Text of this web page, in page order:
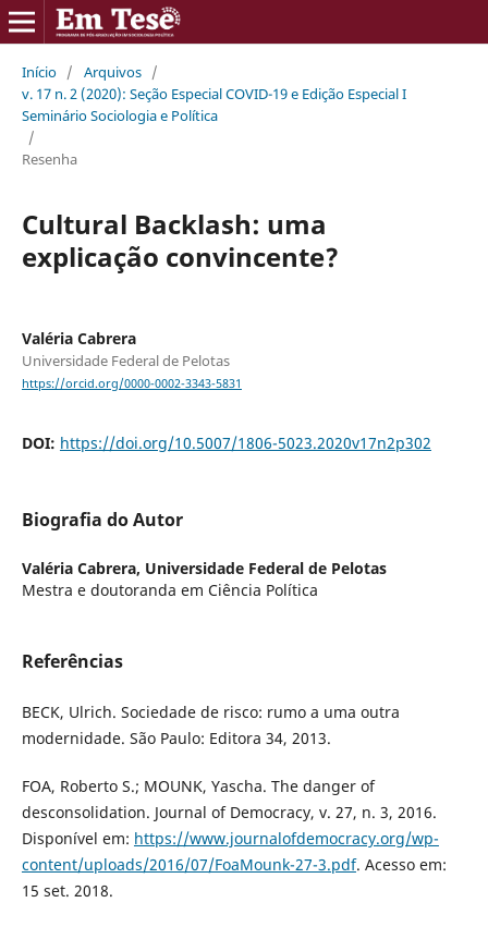
Início / Arquivos /
v. 17 n. 2 (2020): Seção Especial COVID-19 e Edição Especial I
Seminário Sociologia e Política
/
Resenha
Cultural Backlash: uma
explicação convincente?
Valéria Cabrera
Universidade Federal de Pelotas
https://orcid.org/0000-0002-3343-5831
DOI: https://doi.org/10.5007/1806-5023.2020v17n2p302
Biografia do Autor
Valéria Cabrera, Universidade Federal de Pelotas
Mestra e doutoranda em Ciência Política
Referências
BECK, Ulrich. Sociedade de risco: rumo a uma outra
modernidade. São Paulo: Editora 34, 2013.
FOA, Roberto S.; MOUNK, Yascha. The danger of
desconsolidation. Journal of Democracy, v. 27, n. 3, 2016.
Disponível em: https://www.journalofdemocracy.org/wp-
content/uploads/2016/07/FoaMounk-27-3.pdf. Acesso em:
15 set. 2018.